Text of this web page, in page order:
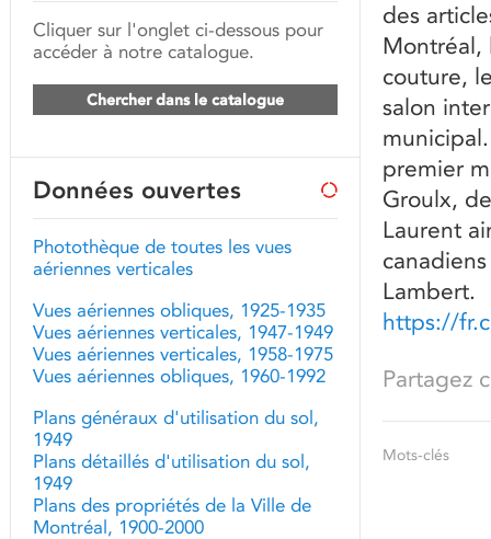
des
Montréal,
couture,
salon
premier
Groulx,
Laurent
Lambert.
https://
Partagez
Mots-clés
Cliquer sur l'onglet ci-dessous pour
accéder à notre catalogue.
Chercher dans le catalogue
Données ouvertes
Photothèque de toutes les vues
aériennes verticales
Vues aériennes obliques, 1925-1935
Vues aériennes verticales, 1947-1949
Vues aériennes verticales, 1958-1975
Vues aériennes obliques, 1960-1992
Plans généraux d'utilisation du sol,
1949
Plans détaillés d'utilisation du sol,
1949
Plans des propriétés de la Ville de
Montréal, 1900-2000